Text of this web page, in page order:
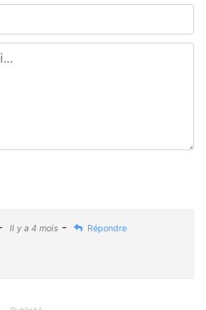
Il y a 4 mois - Répondre